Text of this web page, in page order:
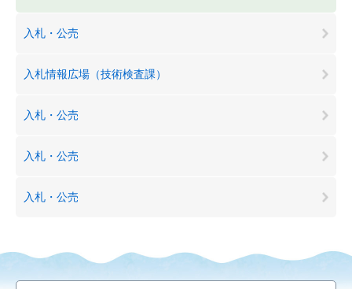
入札・公売
入札情報広場（技術検査課）
入札・公売
入札・公売
入札・公売